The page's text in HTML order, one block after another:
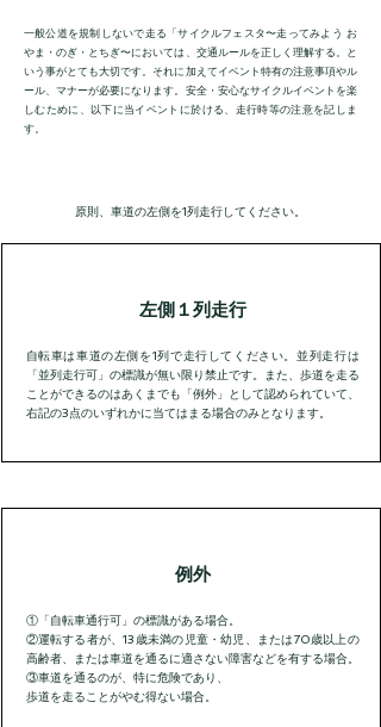
一般公道を規制しないで走る「サイクルフェスタ〜走ってみよう お
やま・のぎ・とちぎ〜においては、交通ルールを正しく理解する。と
いう事がとても大切です。それに加えてイベント特有の注意事項やル
ール、マナーが必要になります。安全・安心なサイクルイベントを楽
しむために、以下に当イベントに於ける、走行時等の注意を記しま
す。
原則、車道の左側を1列走行してください。
​左側１列走行
自転車は車道の左側を1列で走行してください。並列走行は
「並列走行可」の標識が無い限り禁止です。また、歩道を走る
ことができるのはあくまでも「例外」として認められていて、
右記の3点のいずれかに当てはまる場合のみとなります。
​例外
①「自転車通行可」の標識がある場合。
②運転する者が、13歳未満の児童・幼児、または70歳以上の
高齢者、または車道を通るに適さない障害などを有する場合。
③車道を通るのが、特に危険であり、
歩道を走ることがやむ得ない場合。